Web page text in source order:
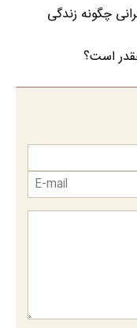
چگونه زندگی